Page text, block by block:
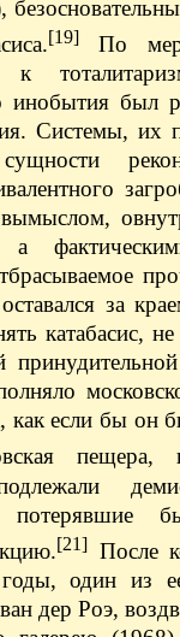
[19]
По
к
инобытия был
Системы, их
а
за
катабасис,
как если бы он
пещера,
[21] После
один из
дер Роэ,